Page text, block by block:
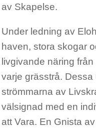
av Skapelse.
Under ledning av
haven, stora skogar
livgivande näring
varje grässtrå.
strömmarna av
välsignad med en
att Vara. En Gnista